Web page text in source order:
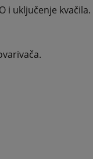
i uključenje kvačila.